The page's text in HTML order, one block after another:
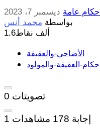
أحكام عامة ديسمبر 7، 2023
بواسطة محمد أنس
1.6ألف نقاط
الأضاحي-والعقيقة
أحكام-العقيقة-والمولود
0 تصويتات
1 إجابة 178 مشاهدات